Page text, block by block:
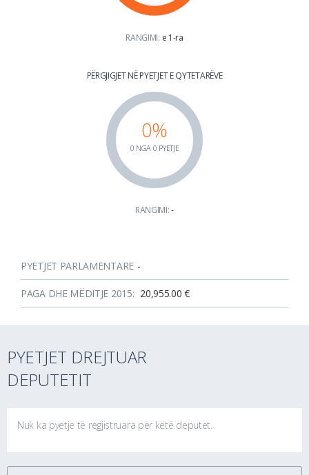
RANGIMI: e 1-ra
PËRGJIGJET NË PYETJET E QYTETARËVE
0%
0 NGA 0 PYETJE
RANGIMI:-
PYETJET PARLAMENTARE -
PAGA DHE MËDITJE 2015: 20,955.00 €
PYETJET DREJTUAR
DEPUTETIT
Nuk ka pyetje të regjistruara për këtë deputet.